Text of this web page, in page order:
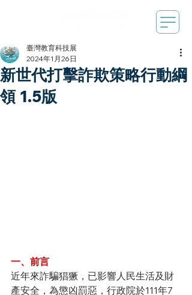
新世代打擊詐欺策略行動綱
領 1.5版
臺灣教育科技展
2024年1月26日
一、前言
近年來詐騙猖獗，已影響人民生活及財
產安全，為懲凶罰惡，行政院於111年7